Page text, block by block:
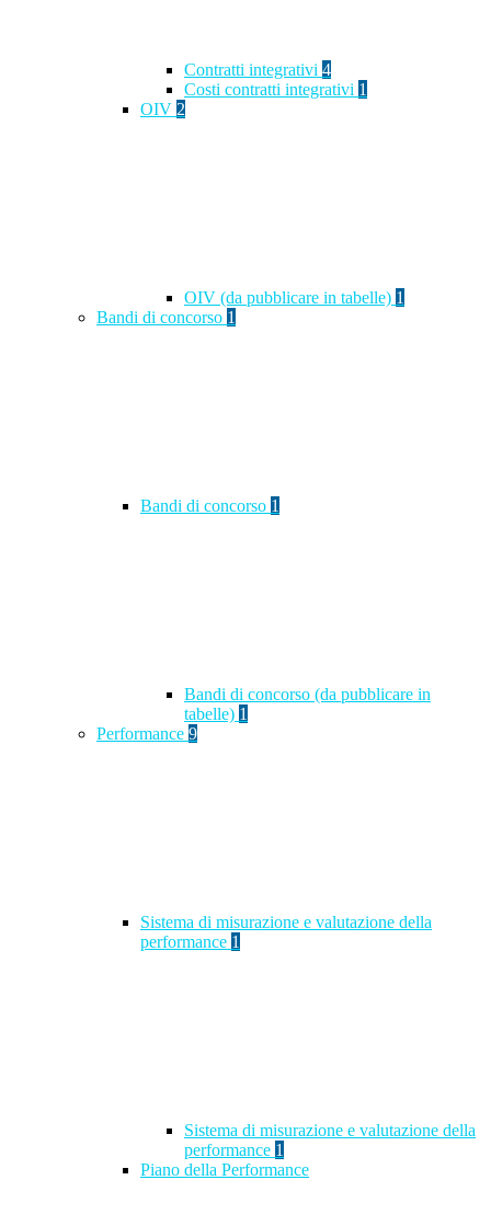
Contratti integrativi 4
Costi contratti integrativi 1
OIV 2
OIV (da pubblicare in tabelle) 1
Bandi di concorso 1
Bandi di concorso 1
Bandi di concorso (da pubblicare in
tabelle) 1
Performance 9
Sistema di misurazione e valutazione della
performance 1
Sistema di misurazione e valutazione della
performance 1
Piano della Performance